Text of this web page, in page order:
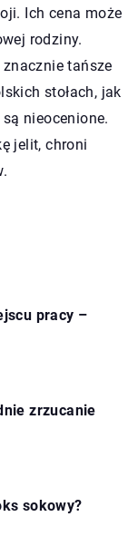
Ich cena może
rodziny.
tańsze
stołach, jak
nieocenione.
jelit, chroni
pracy –
zrzucanie
sokowy?